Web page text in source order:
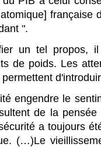
française
".
un tel propos,
de poids. Les
permettent
engendre le
de la
a toujours
(…)Le